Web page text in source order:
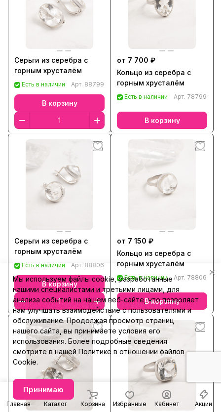
Серьги из серебра с
горным хрусталём
Есть в наличии Арт. 88799
В корзину
от 7 700 ₽
Кольцо из серебра с
горным хрусталём
Есть в наличии Арт. 78799
В корзину
Серьги из серебра с
горным хрусталём
Есть в наличии Арт. 88806
В корзину
от 7 150 ₽
Кольцо из серебра с
горным хрусталём
Есть в наличии Арт. 78806
В корзину
Главная Каталог Корзина Избранные Кабинет Акции
Мы используем файлы cookie, разработанные
нашими специалистами и третьими лицами, для
анализа событий на нашем веб-сайте, что позволяет
нам улучшать взаимодействие с пользователями и
обслуживание. Продолжая просмотр страниц
нашего сайта, вы принимаете условия его
использования. Более подробные сведения
смотрите в нашей Политике в отношении файлов
Cookie.
Принимаю